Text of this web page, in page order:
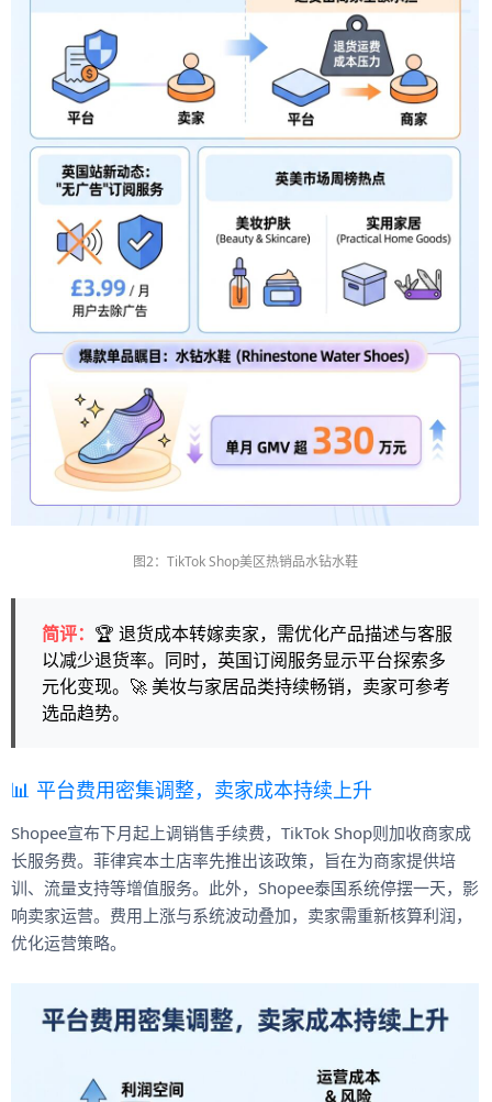
图2：TikTok Shop美区热销品水钻水鞋
简评： 🏆 退货成本转嫁卖家，需优化产品描述与客服
以减少退货率。同时，英国订阅服务显示平台探索多
元化变现。🚀 美妆与家居品类持续畅销，卖家可参考
选品趋势。
📊 平台费用密集调整，卖家成本持续上升
Shopee宣布下月起上调销售手续费，TikTok Shop则加收商家成
长服务费。菲律宾本土店率先推出该政策，旨在为商家提供培
训、流量支持等增值服务。此外，Shopee泰国系统停摆一天，影
响卖家运营。费用上涨与系统波动叠加，卖家需重新核算利润，
优化运营策略。